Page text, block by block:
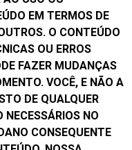
EM TERMOS DE
O CONTEÚDO
OU ERROS
FAZER MUDANÇAS
VOCÊ, E NÃO A
DE QUALQUER
NECESSÁRIOS NO
CONSEQUENTE